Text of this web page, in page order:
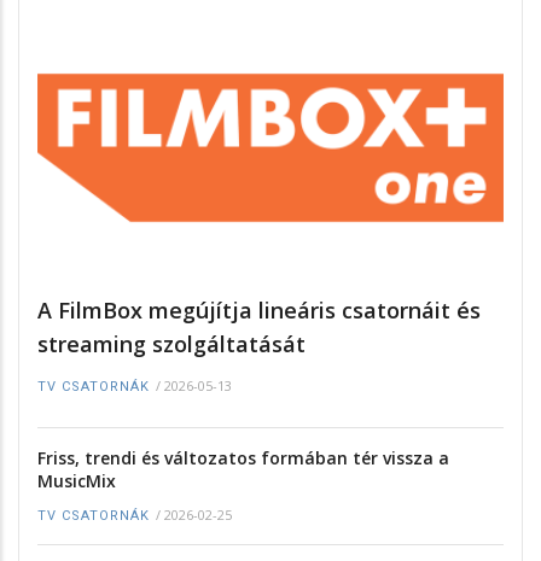
A FilmBox megújítja lineáris csatornáit és
streaming szolgáltatását
TV CSATORNÁK / 2026-05-13
Friss, trendi és változatos formában tér vissza a
MusicMix
TV CSATORNÁK / 2026-02-25